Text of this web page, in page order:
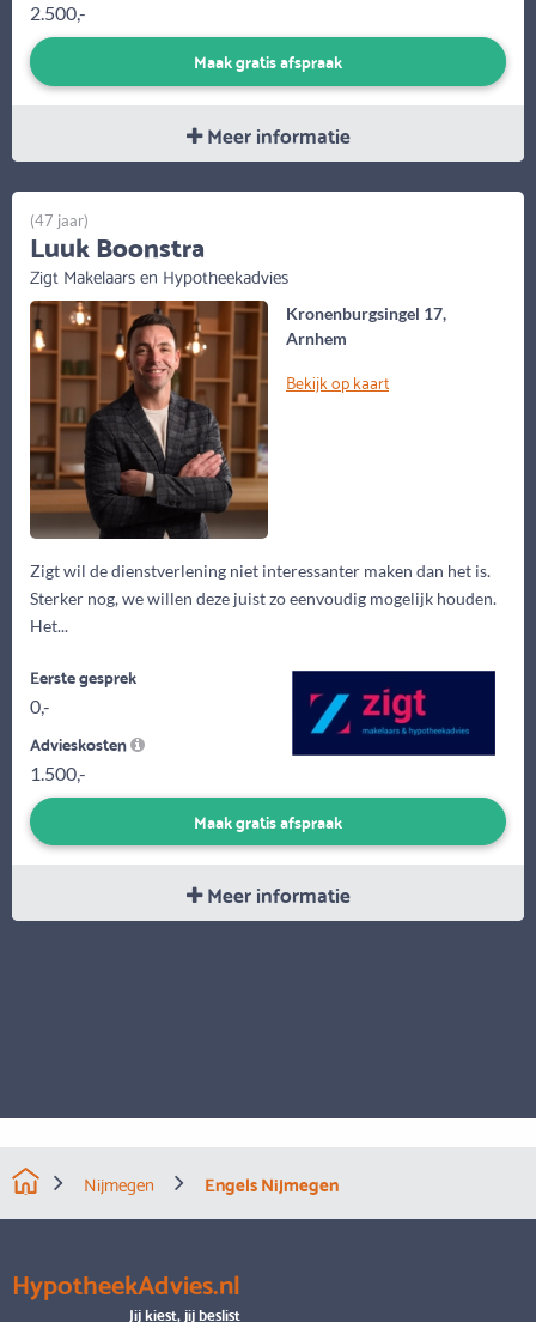
2.500,-
Maak gratis afspraak
Meer informatie
Kronenburgsingel 17,
Arnhem
Bekijk op kaart
Zigt wil de dienstverlening niet interessanter maken dan het is.
Sterker nog, we willen deze juist zo eenvoudig mogelijk houden.
Het...
(47 jaar)
Luuk Boonstra
Zigt Makelaars en Hypotheekadvies
Eerste gesprek
0,-
Advieskosten
1.500,-
Maak gratis afspraak
Meer informatie
Nijmegen Engels Nijmegen
HypotheekAdvies.nl
Jij kiest, jij beslist